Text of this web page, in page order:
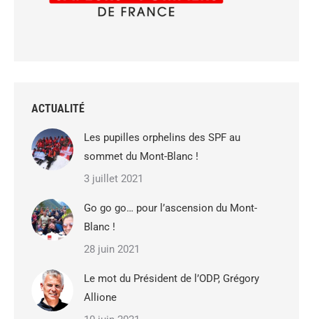
ACTUALITÉ
Les pupilles orphelins des SPF au
sommet du Mont-Blanc !
3 juillet 2021
Go go go… pour l’ascension du Mont-
Blanc !
28 juin 2021
Le mot du Président de l’ODP, Grégory
Allione